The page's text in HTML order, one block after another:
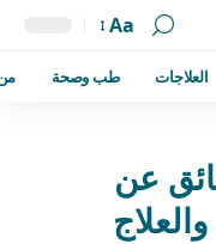
Aa
العلاجات طب وصحة
| 8 حقائق عن